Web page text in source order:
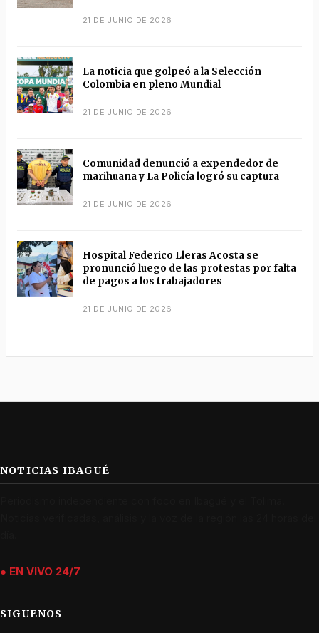
21 DE JUNIO DE 2026
La noticia que golpeó a la Selección
Colombia en pleno Mundial
21 DE JUNIO DE 2026
Comunidad denunció a expendedor de
marihuana y La Policía logró su captura
21 DE JUNIO DE 2026
Hospital Federico Lleras Acosta se
pronunció luego de las protestas por falta
de pagos a los trabajadores
21 DE JUNIO DE 2026
NOTICIAS IBAGUÉ
● EN VIVO 24/7
SIGUENOS